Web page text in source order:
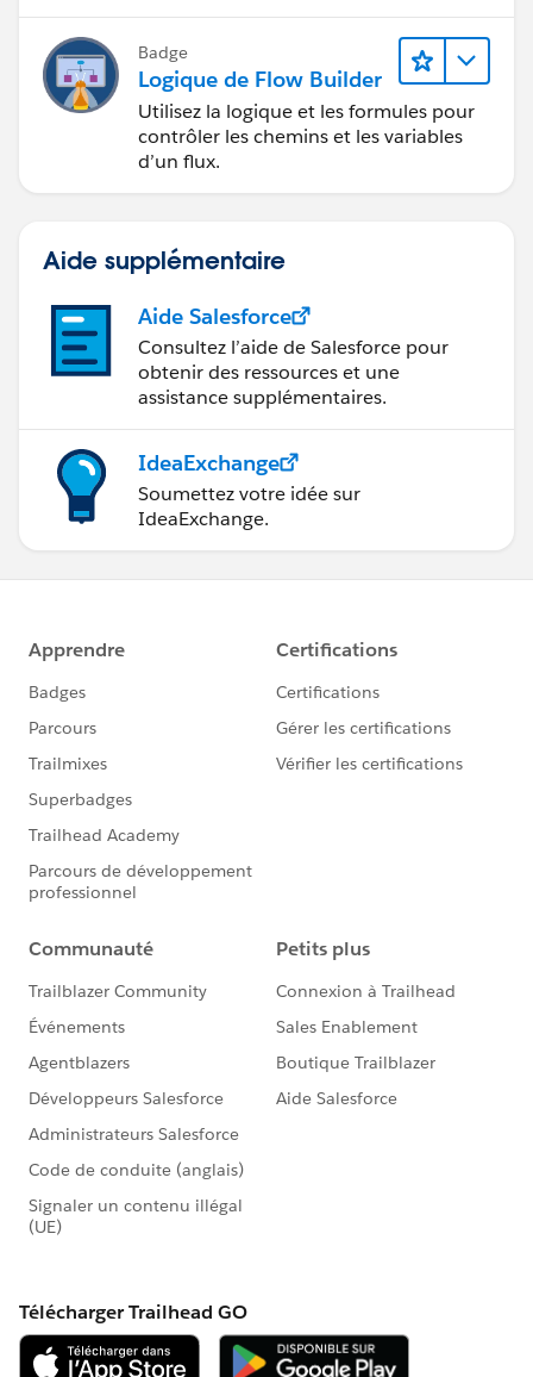
Badge
Logique de Flow Builder
Utilisez la logique et les formules pour
contrôler les chemins et les variables
d’un flux.
Aide supplémentaire
Aide Salesforce
Consultez l’aide de Salesforce pour
obtenir des ressources et une
assistance supplémentaires.
IdeaExchange
Soumettez votre idée sur
IdeaExchange.